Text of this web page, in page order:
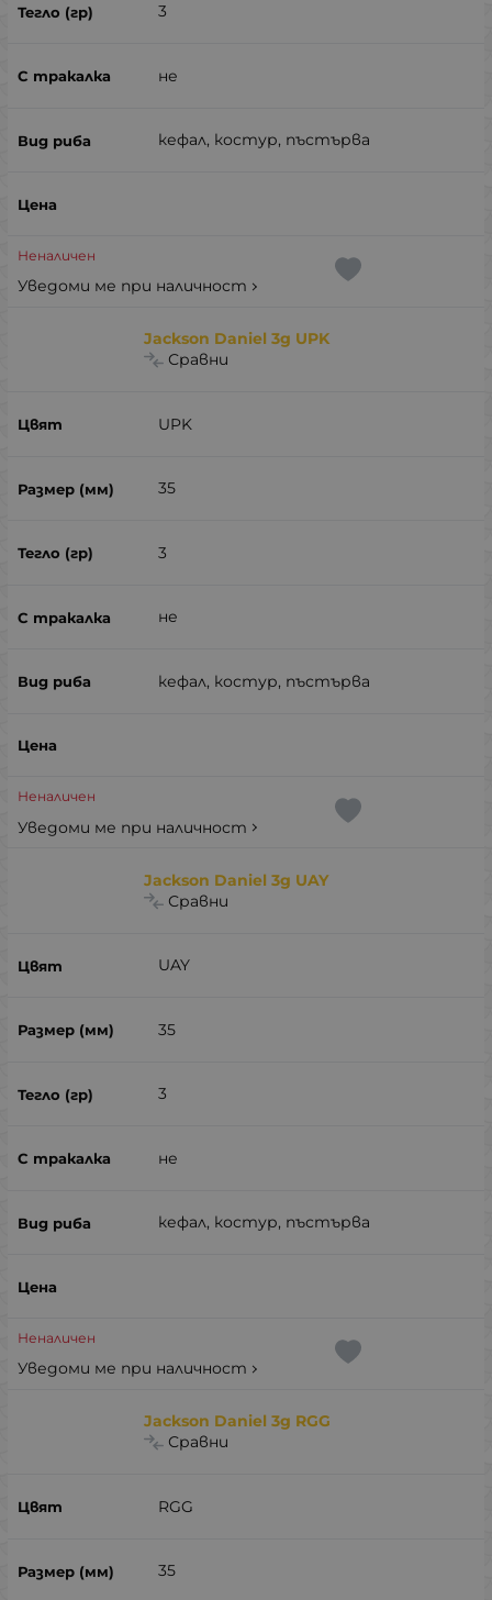
3
не
кефал, костур, пъстърва
Неналичен
Уведоми ме при наличност
Jackson Daniel 3g UPK
Сравни
UPK
35
3
не
кефал, костур, пъстърва
Неналичен
Уведоми ме при наличност
Jackson Daniel 3g UAY
Сравни
UAY
35
3
не
кефал, костур, пъстърва
Неналичен
Уведоми ме при наличност
Jackson Daniel 3g RGG
Сравни
RGG
35